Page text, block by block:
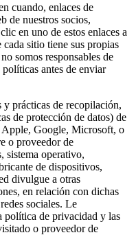
cuando, enlaces de
de nuestros socios,
en uno de estos enlaces a
sitio tiene sus propias
somos responsables de
antes de enviar
y prácticas de recopilación,
de protección de datos) de
Apple, Google, Microsoft, o
o proveedor de
sistema operativo,
de dispositivos,
divulgue a otras
en relación con dichas
sociales. Le
política de privacidad y las
o proveedor de